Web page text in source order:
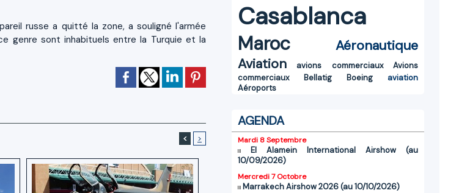
russe a quitté la zone, a souligné l'armée
genre sont inhabituels entre la Turquie et la
< >
Casablanca
Maroc
Aéronautique
Aviation
avions commerciaux
Avions
commerciaux
Bellatig Boeing
aviation
Aéroports
AGENDA
Mardi 8 Septembre
El Alamein International Airshow (au
10/09/2026)
Mercredi 7 Octobre
Marrakech Airshow 2026 (au 10/10/2026)